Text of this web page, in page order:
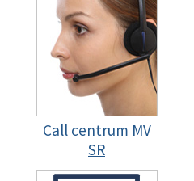
Call centrum MV
SR